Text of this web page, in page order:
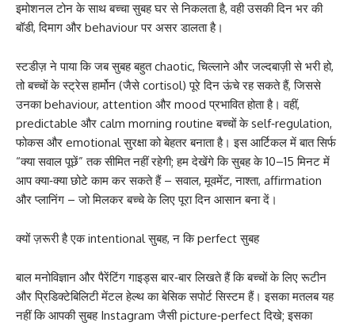
इमोशनल टोन के साथ बच्चा सुबह घर से निकलता है, वही उसकी दिन भर की
बॉडी, दिमाग और behaviour पर असर डालता है।
स्टडीज़ ने पाया कि जब सुबह बहुत chaotic, चिल्लाने और जल्दबाज़ी से भरी हो,
तो बच्चों के स्ट्रेस हार्मोन (जैसे cortisol) पूरे दिन ऊंचे रह सकते हैं, जिससे
उनका behaviour, attention और mood प्रभावित होता है। वहीं,
predictable और calm morning routine बच्चों के self‑regulation,
फोकस और emotional सुरक्षा को बेहतर बनाता है। इस आर्टिकल में बात सिर्फ
“क्या सवाल पूछें” तक सीमित नहीं रहेगी; हम देखेंगे कि सुबह के 10–15 मिनट में
आप क्या‑क्या छोटे काम कर सकते हैं – सवाल, मूवमेंट, नाश्ता, affirmation
और प्लानिंग – जो मिलकर बच्चे के लिए पूरा दिन आसान बना दें।
क्यों ज़रूरी है एक intentional सुबह, न कि perfect सुबह
बाल मनोविज्ञान और पैरेंटिंग गाइड्स बार‑बार लिखते हैं कि बच्चों के लिए रूटीन
और प्रिडिक्टेबिलिटी मेंटल हेल्थ का बेसिक सपोर्ट सिस्टम हैं। इसका मतलब यह
नहीं कि आपकी सुबह Instagram जैसी picture‑perfect दिखे; इसका